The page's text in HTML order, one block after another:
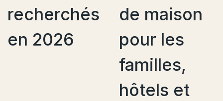
2026
de maison
pour les
familles,
hôtels et